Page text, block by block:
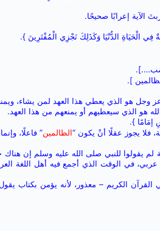
الآية إعرابًا صحيحًا.
الْحَيَاةِ الدُّنْيَا وَكَذَلِكَ نَجْزِي الْمُفْتَرِينَ }.
].
وجل هو الذي يعطي هذا العهد لمن يشاء،
هو الذي سيعطيهم أو يمنعهم من هذا العهد.
إمَامًا }.
فلا يجوز عقلًا أنْ يكون “الظالمين” فاعلًا،
لم يقولوا للنبي صلى الله عليه وسلم إن
في الوقت الذي أجمع فيه أهل اللغة
الكريم – معذور، لأنه يؤمن بكتاب